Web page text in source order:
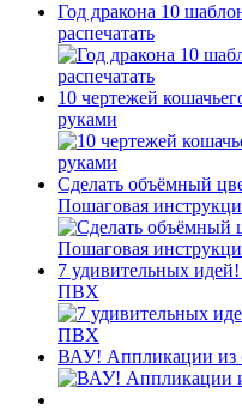
Год дракона 10
распечатать
10 чертежей
руками
Сделать объёмный
Пошаговая
7 удивительных
ПВХ
ВАУ! Аппликации из